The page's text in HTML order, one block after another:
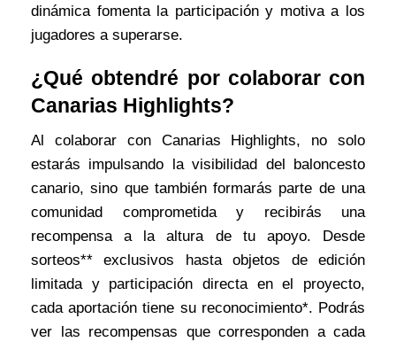
dinámica fomenta la participación y motiva a los
jugadores a superarse.
¿Qué obtendré por colaborar con
Canarias Highlights?
Al colaborar con Canarias Highlights, no solo
estarás impulsando la visibilidad del baloncesto
canario, sino que también formarás parte de una
comunidad comprometida y recibirás una
recompensa a la altura de tu apoyo. Desde
sorteos** exclusivos hasta objetos de edición
limitada y participación directa en el proyecto,
cada aportación tiene su reconocimiento*. Podrás
ver las recompensas que corresponden a cada